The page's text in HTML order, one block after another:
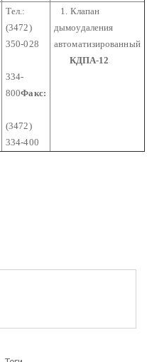
Тел.:
(3472)
350-028
334-
800Факс:
(3472)
334-400
1. Клапан
дымоудаления
автоматизированный
КДПА-12